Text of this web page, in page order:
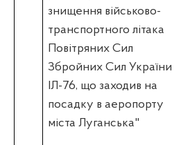
знищення військово-
транспортного літака
Повітряних Сил
Збройних Сил України
ІЛ-76, що заходив на
посадку в аеропорту
міста Луганська"